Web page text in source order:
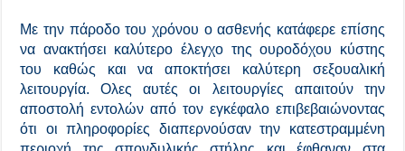
Με την πάροδο του χρόνου ο ασθενής κατάφερε επίσης
να ανακτήσει καλύτερο έλεγχο της ουροδόχου κύστης
του καθώς και να αποκτήσει καλύτερη σεξουαλική
λειτουργία. Ολες αυτές οι λειτουργίες απαιτούν την
αποστολή εντολών από τον εγκέφαλο επιβεβαιώνοντας
ότι οι πληροφορίες διαπερνούσαν την κατεστραμμένη